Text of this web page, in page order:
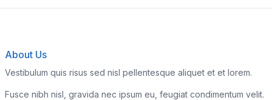
About Us
Vestibulum quis risus sed nisl pellentesque aliquet et et lorem.
Fusce nibh nisl, gravida nec ipsum eu, feugiat condimentum velit.